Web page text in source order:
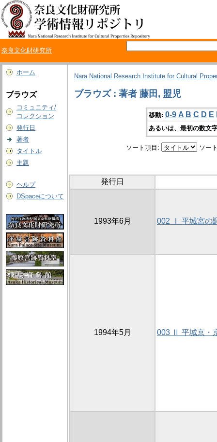
奈良文化財研究所
ホーム
ブラウズ
コミュニティ/
コレクション
発行日
著者
タイトル
主題
ヘルプ
DSpaceについて
Nara National Research Institute for Cultural
ブラウズ : 著者 藤田, 盟児
移動: 0-9 A B C D E
あるいは、最初の数文
ソート項目: ソー
発行日
1993年6月 002 Ⅰ 平城宮の
1994年5月 003 Ⅱ 平城京・